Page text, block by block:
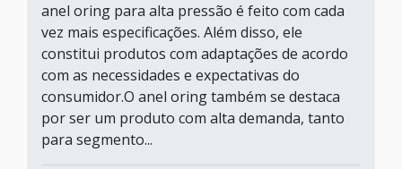
anel oring para alta pressão é feito com cada
vez mais especificações. Além disso, ele
constitui produtos com adaptações de acordo
com as necessidades e expectativas do
consumidor.O anel oring também se destaca
por ser um produto com alta demanda, tanto
para segmento...